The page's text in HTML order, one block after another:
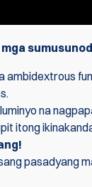
na
itong
pasadyang